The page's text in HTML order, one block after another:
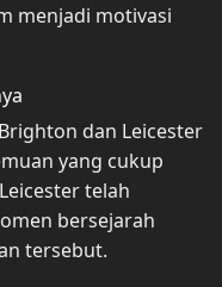
menjadi motivasi
dan Leicester
yang cukup
telah
bersejarah
tersebut.